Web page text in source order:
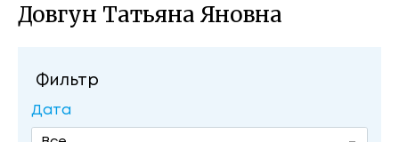
Довгун Татьяна Яновна
Фильтр
Дата